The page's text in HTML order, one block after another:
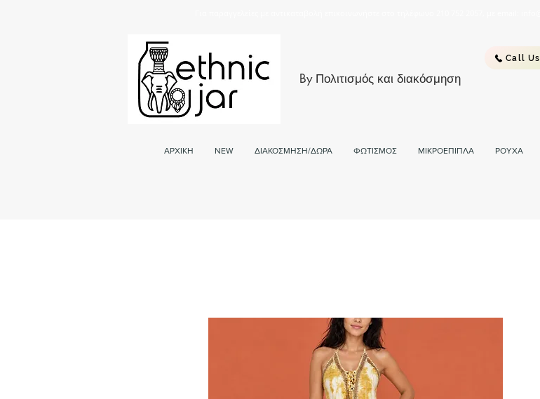
Call Us
By Πολιτισμός και διακόσμηση
ΑΡΧΙΚΗ NEW ΔΙΑΚΟΣΜΗΣΗ/ΔΩΡΑ ΦΩΤΙΣΜΟΣ ΜΙΚΡΟΕΠΙΠΛΑ ΡΟΥΧΑ